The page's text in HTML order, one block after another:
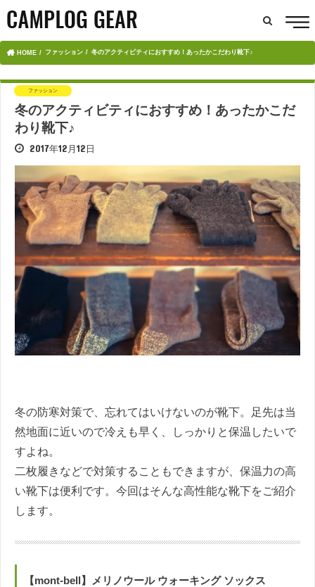
HOME ファッション 冬のアクティビティにおすすめ！あったかこだわり靴下♪
ファッション
冬のアクティビティにおすすめ！あったかこだ
わり靴下♪
2017年12月12日
冬の防寒対策で、忘れてはいけないのが靴下。足先は当
然地面に近いので冷えも早く、しっかりと保温したいで
すよね。
二枚履きなどで対策することもできますが、保温力の高
い靴下は便利です。今回はそんな高性能な靴下をご紹介
します。
【mont-bell】メリノウール ウォーキング ソックス